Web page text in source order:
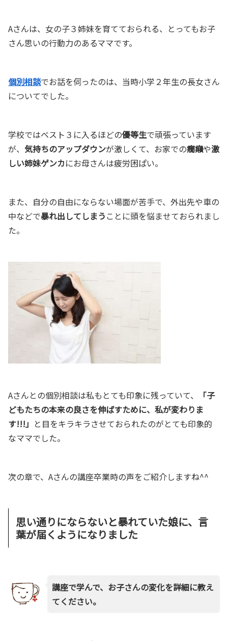
Aさんは、女の子３姉妹を育てておられる、とってもお子
さん思いの行動力のあるママです。
個別相談でお話を伺ったのは、当時小学２年生の長女さん
についてでした。
学校ではベスト３に入るほどの優等生で頑張っています
が、 気持ちのアップダウンが激しくて、お家での癇癪や激
しい姉妹ゲンカにお母さんは疲労困ぱい。
また、自分の自由にならない場面が苦手で、外出先や車の
中などで暴れ出してしまう ことに頭を悩ませておられまし
た。
Aさんとの個別相談は私もとても印象に残っていて、
「子
どもたちの本来の良さを伸ばすために、 私が変わりま
す!!!」 と目をキラキラさせておられたのがとても印象的
なママでした。
次の章で、Aさんの講座卒業時の声をご紹介しますね^^
思い通りにならないと暴れていた娘に、言
葉が届くようになりました
講座で学んで、 お子さんの変化を詳細に教え
てください。